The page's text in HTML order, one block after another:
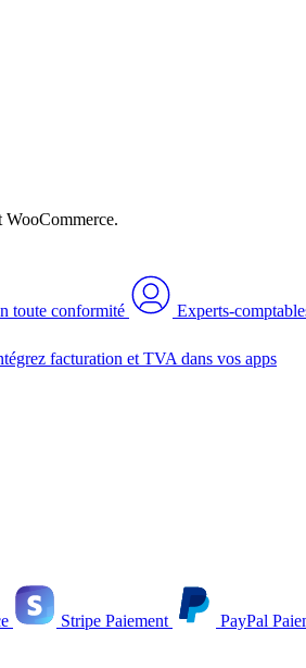
WooCommerce.
toute conformité Experts-
facturation et TVA dans vos apps
Stripe Paiement PayPal